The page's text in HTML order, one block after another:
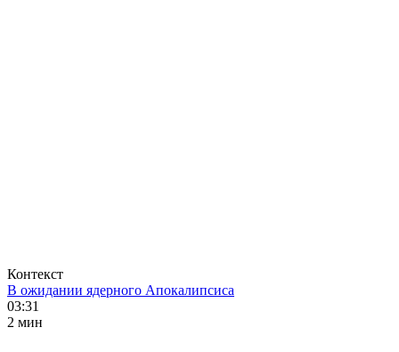
Контекст
В ожидании ядерного Апокалипсиса
03:31
2 мин